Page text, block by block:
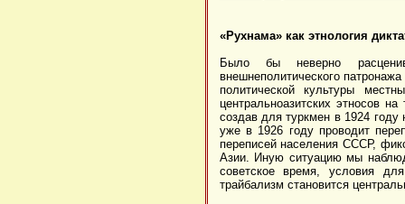
«Рухнама» как этнология
Было бы неверно
внешнеполитического
политической культуры
центральноазитских этносов
создав для туркмен в 1924
уже в 1926 году проводит
переписей населения СССР,
Азии. Иную ситуацию мы
советское время, условия
трайбализм становится